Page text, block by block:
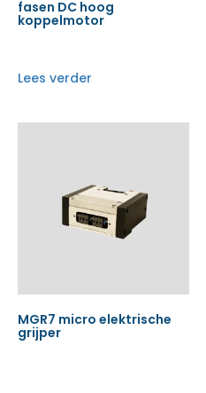
fasen DC hoog
koppelmotor
Lees verder
MGR7 micro elektrische
grijper